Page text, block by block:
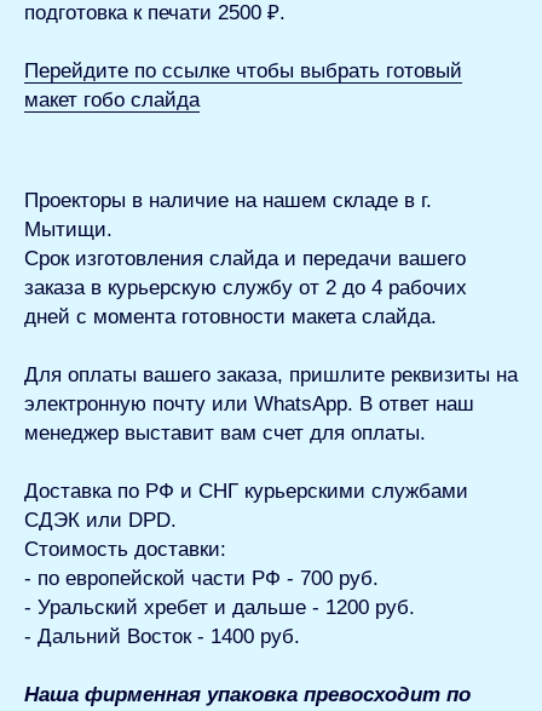
подготовка к печати 2500 ₽.
Перейдите по ссылке чтобы выбрать готовый
макет гобо слайда
Проекторы в наличие на нашем складе в г.
Мытищи.
Срок изготовления слайда и передачи вашего
заказа в курьерскую службу от 2 до 4 рабочих
дней с момента готовности макета слайда.
Для оплаты вашего заказа, пришлите реквизиты на
электронную почту или WhatsApp. В ответ наш
менеджер выставит вам счет для оплаты.
Доставка по РФ и СНГ курьерскими службами
СДЭК или DPD.
Стоимость доставки:
- по европейской части РФ - 700 руб.
- Уральский хребет и дальше - 1200 руб.
- Дальний Восток - 1400 руб.
Наша фирменная упаковка превосходит по